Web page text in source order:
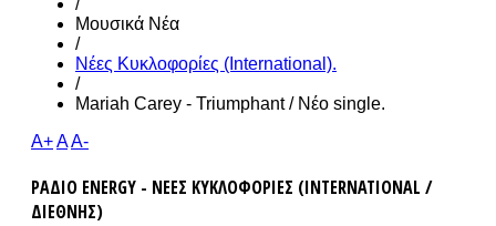
/
Μουσικά Νέα
/
Νέες Κυκλοφορίες (International).
/
Mariah Carey - Triumphant / Νέο single.
A+AA-
ΡΑΔΙΟ ENERGY - ΝΕΕΣ ΚΥΚΛΟΦΟΡΙΕΣ (INTERNATIONAL /
ΔΙΕΘΝΗΣ)